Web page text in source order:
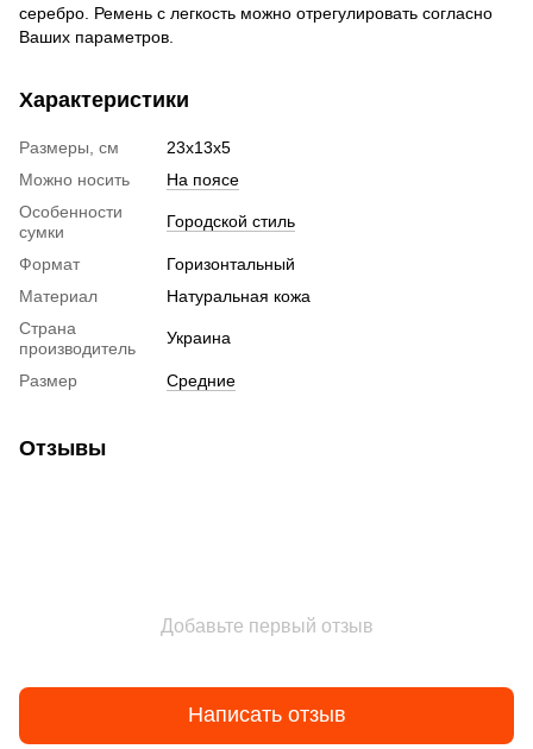
серебро. Ремень с легкость можно отрегулировать согласно
Ваших параметров.
Характеристики
Размеры, см
23х13х5
Можно носить
На поясе
Особенности
сумки
Городской стиль
Формат
Горизонтальный
Материал
Натуральная кожа
Страна
производитель
Украина
Размер Средние
Отзывы
Добавьте первый отзыв
Написать отзыв